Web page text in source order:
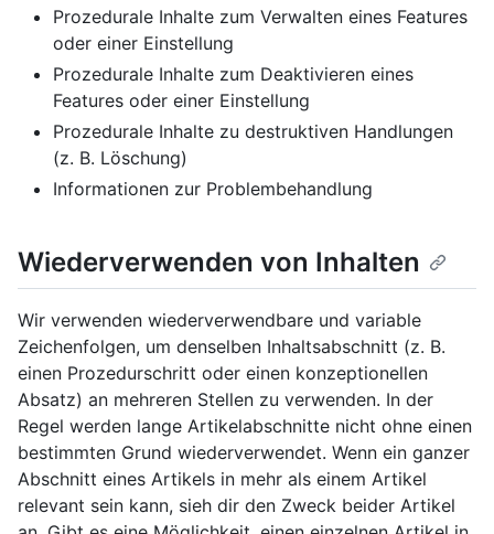
Prozedurale Inhalte zum Verwalten eines Features
oder einer Einstellung
Prozedurale Inhalte zum Deaktivieren eines
Features oder einer Einstellung
Prozedurale Inhalte zu destruktiven Handlungen
(z. B. Löschung)
Informationen zur Problembehandlung
Wiederverwenden von Inhalten
Wir verwenden wiederverwendbare und variable
Zeichenfolgen, um denselben Inhaltsabschnitt (z. B.
einen Prozedurschritt oder einen konzeptionellen
Absatz) an mehreren Stellen zu verwenden. In der
Regel werden lange Artikelabschnitte nicht ohne einen
bestimmten Grund wiederverwendet. Wenn ein ganzer
Abschnitt eines Artikels in mehr als einem Artikel
relevant sein kann, sieh dir den Zweck beider Artikel